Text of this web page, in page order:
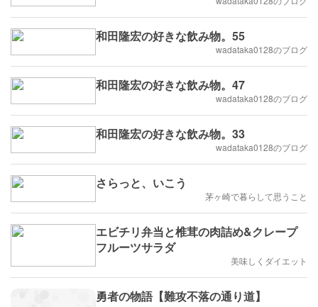
和田隆宏の好きな飲み物。55
wadataka0128のブログ
和田隆宏の好きな飲み物。47
wadataka0128のブログ
和田隆宏の好きな飲み物。33
wadataka0128のブログ
さらっと、いこう
茅ヶ崎で暮らして思うこと
エビチリ弁当と椎茸の肉詰め&クレープ
フルーツサラダ
美味しくダイエット
勇者の物語【難攻不落の通り道】